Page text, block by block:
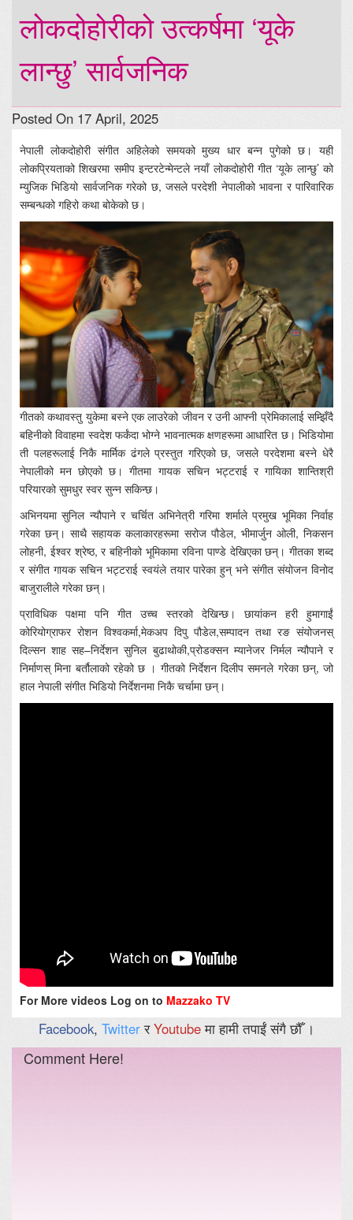
लोकदोहोरीको उत्कर्षमा ‘यूके
लान्छु’ सार्वजनिक
Posted On 17 April, 2025
नेपाली लोकदोहोरी संगीत अहिलेको समयको मुख्य धार बन्न पुगेको छ। यही
लोकप्रियताको शिखरमा समीप इन्टरटेन्मेन्टले नयाँ लोकदोहोरी गीत ‘यूके लान्छु’ को
म्युजिक भिडियो सार्वजनिक गरेको छ, जसले परदेशी नेपालीको भावना र पारिवारिक
सम्बन्धको गहिरो कथा बोकेको छ।
गीतको कथावस्तु युकेमा बस्ने एक लाउरेको जीवन र उनी आफ्नी प्रेमिकालाई सम्झिँदै
बहिनीको विवाहमा स्वदेश फर्कंदा भोग्ने भावनात्मक क्षणहरूमा आधारित छ। भिडियोमा
ती पलहरूलाई निकै मार्मिक ढंगले प्रस्तुत गरिएको छ, जसले परदेशमा बस्ने धेरै
नेपालीको मन छोएको छ। गीतमा गायक सचिन भट्टराई र गायिका शान्तिश्री
परियारको सुमधुर स्वर सुन्न सकिन्छ।
अभिनयमा सुनिल न्यौपाने र चर्चित अभिनेत्री गरिमा शर्माले प्रमुख भूमिका निर्वाह
गरेका छन्। साथै सहायक कलाकारहरूमा सरोज पौडेल, भीमार्जुन ओली, निकसन
लोहनी, ईश्वर श्रेष्ठ, र बहिनीको भूमिकामा रविना पाण्डे देखिएका छन्। गीतका शब्द
र संगीत गायक सचिन भट्टराई स्वयंले तयार पारेका हुन् भने संगीत संयोजन विनोद
बाजुरालीले गरेका छन्।
प्राविधिक पक्षमा पनि गीत उच्च स्तरको देखिन्छ। छायांकन हरी हुमागाईं
कोरियोग्राफर रोशन विश्वकर्मा,मेकअप दिपु पौडेल,सम्पादन तथा रङ संयोजनस्
दिल्सन शाह सह–निर्देशन सुनिल बुढाथोकी,प्रोडक्सन म्यानेजर निर्मल न्यौपाने र
निर्माणस् मिना बर्तौलाको रहेको छ । गीतको निर्देशन दिलीप समनले गरेका छन्, जो
हाल नेपाली संगीत भिडियो निर्देशनमा निकै चर्चामा छन्।
For More videos Log on to Mazzako TV
Facebook, TwitterरYoutubeमा हामी तपाईं संगै छौँ ।
Comment Here!